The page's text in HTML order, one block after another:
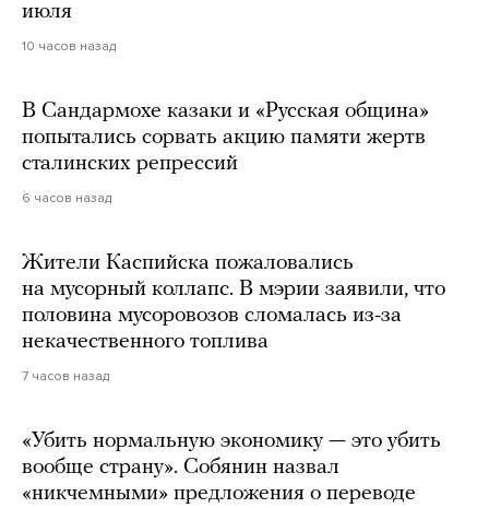
июля
10 часов назад
В Сандармохе казаки и «Русская община»
попытались сорвать акцию памяти жертв
сталинских репрессий
6 часов назад
Жители Каспийска пожаловались
на мусорный коллапс. В мэрии заявили, что
половина мусоровозов сломалась из-за
некачественного топлива
7 часов назад
«Убить нормальную экономику — это убить
вообще страну». Собянин назвал
«никчемными» предложения о переводе